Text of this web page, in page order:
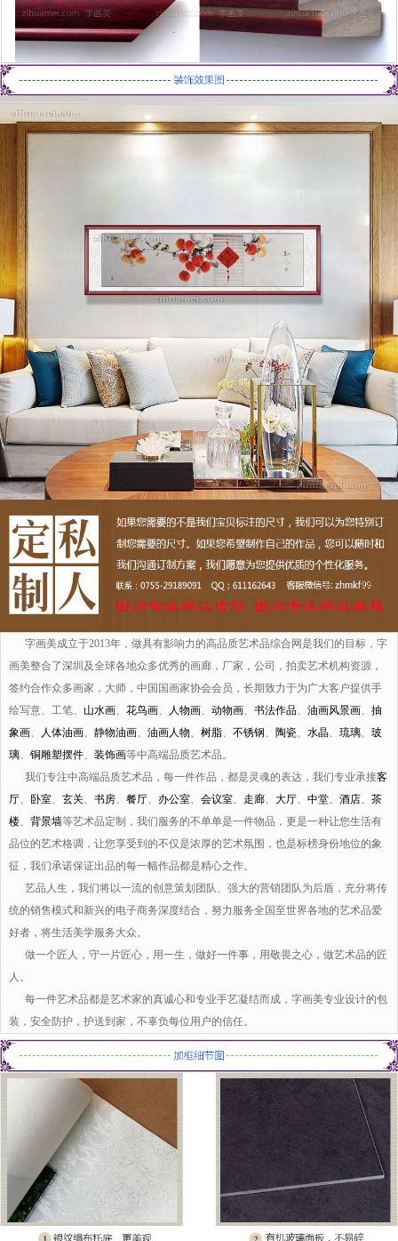
字画美成立于2013年，做具有影响力的高品质艺术品综合网是我们的目标，字
画美整合了深圳及全球各地众多优秀的画廊，厂家，公司，拍卖艺术机构资源，
签约合作众多画家，大师，中国国画家协会会员，长期致力于为广大客户提供手
绘写意、工笔、 山水画、 花鸟画、 人物画、 动物画、 书法作品、 油画风景画、 抽
象画、 人体油画、 静物油画、 油画人物、 树脂、 不锈钢、 陶瓷、 水晶、 琉璃、 玻
璃、 铜雕塑摆件、 装饰画等中高端品质艺术品。
我们专注中高端品质艺术品，每一件作品，都是灵魂的表达，我们专业承接客
厅、 卧室、 玄关、 书房、 餐厅、 办公室、 会议室、 走廊、 大厅、 中堂、 酒店、 茶
楼、 背景墙等艺术品定制，我们服务的不单单是一件物品，更是一种让您生活有
品位的艺术格调，让您享受到的不仅是浓厚的艺术氛围，也是标榜身份地位的象
征，我们承诺保证出品的每一幅作品都是精心之作。
艺品人生，我们将以一流的创意策划团队、强大的营销团队为后盾，充分将传
统的销售模式和新兴的电子商务深度结合，努力服务全国至世界各地的艺术品爱
好者，将生活美学服务大众。
做一个匠人，守一片匠心，用一生，做好一件事，用敬畏之心，做艺术品的匠
人。
每一件艺术品都是艺术家的真诚心和专业手艺凝结而成，字画美专业设计的包
装，安全防护，护送到家，不辜负每位用户的信任。